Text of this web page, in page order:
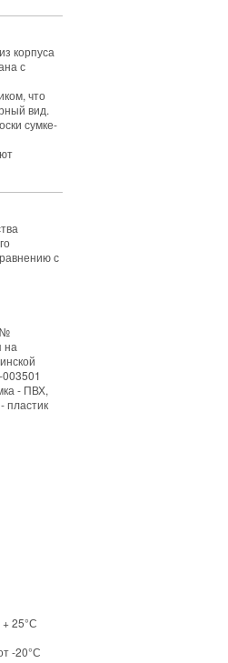
корпуса
с
что
вид.
сумке-
с
№
на
- ПВХ,
пластик
+ 25°С
-20°С